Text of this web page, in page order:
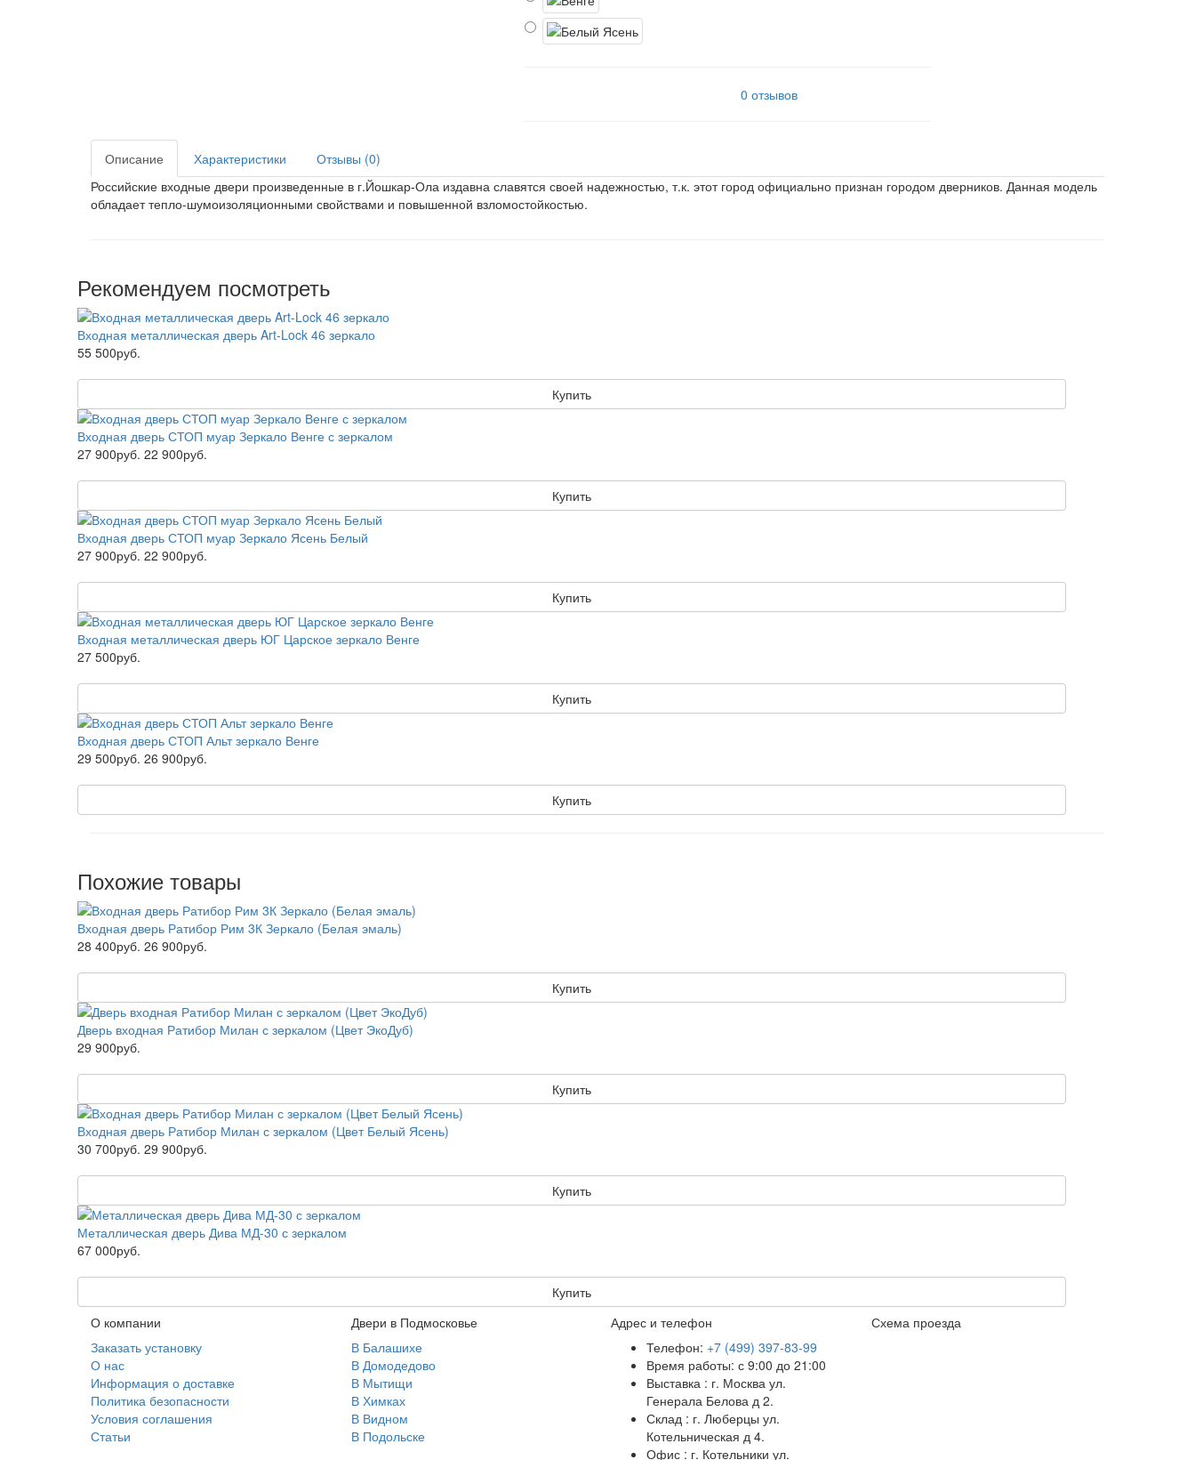
0 отзывов
Описание Характеристики
Отзывы (0)
Российские входные двери произведенные в г.Йошкар-Ола издавна славятся своей надежностью, т.к. этот город официально признан городом дверников. Данная модель
обладает тепло-шумоизоляционными свойствами и повышенной взломостойкостью.
Рекомендуем посмотреть
Входная металлическая дверь Art-Lock 46 зеркало
55 500руб.
Купить
Входная дверь СТОП муар Зеркало Венге с зеркалом
27 900руб. 22 900руб.
Купить
Входная дверь СТОП муар Зеркало Ясень Белый
27 900руб. 22 900руб.
Купить
Входная металлическая дверь ЮГ Царское зеркало Венге
27 500руб.
Купить
Входная дверь СТОП Альт зеркало Венге
29 500руб. 26 900руб.
Купить
Похожие товары
Входная дверь Ратибор Рим 3К Зеркало (Белая эмаль)
28 400руб. 26 900руб.
Купить
Дверь входная Ратибор Милан с зеркалом (Цвет ЭкоДуб)
29 900руб.
Купить
Входная дверь Ратибор Милан с зеркалом (Цвет Белый Ясень)
30 700руб. 29 900руб.
Купить
Металлическая дверь Дива МД-30 с зеркалом
67 000руб.
Купить
О компании
Заказать установку
О нас
Информация о доставке
Политика безопасности
Условия соглашения
Статьи
Двери в Подмосковье
В Балашихе
В Домодедово
В Мытищи
В Химках
В Видном
В Подольске
Адрес и телефон
Телефон: +7 (499) 397-83-99
Время работы: с 9:00 до 21:00
Выставка : г. Москва ул.
Генерала Белова д 2.
Склад : г. Люберцы ул.
Котельническая д 4.
Офис : г. Котельники ул.
Схема проезда